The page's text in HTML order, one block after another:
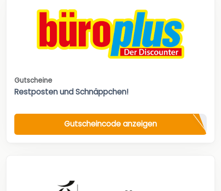
Gutscheine
Restposten und Schnäppchen!
Gutscheincode anzeigen